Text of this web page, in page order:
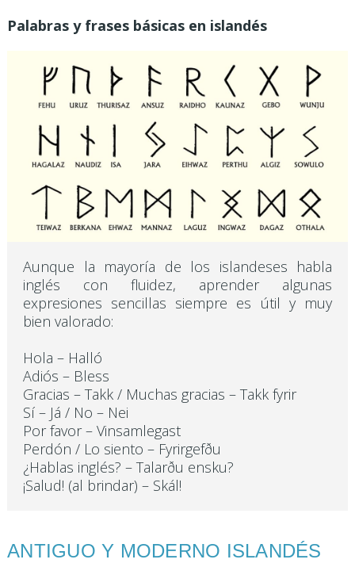
Palabras y frases básicas en islandés
Aunque la mayoría de los islandeses habla
inglés con fluidez, aprender algunas
expresiones sencillas siempre es útil y muy
bien valorado:
Hola – Halló
Adiós – Bless
Gracias – Takk / Muchas gracias – Takk fyrir
Sí – Já / No – Nei
Por favor – Vinsamlegast
Perdón / Lo siento – Fyrirgefðu
¿Hablas inglés? – Talarðu ensku?
¡Salud! (al brindar) – Skál!
ANTIGUO Y MODERNO ISLANDÉS